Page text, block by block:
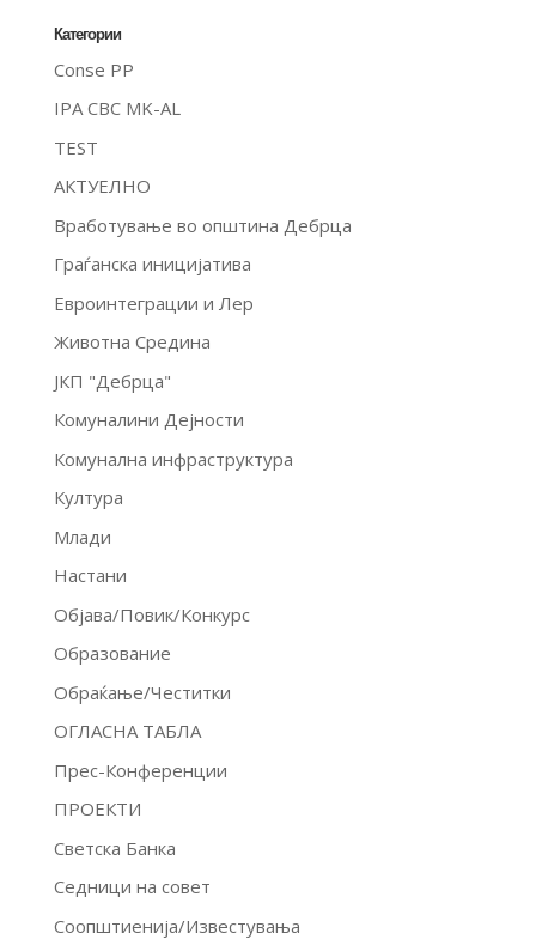
Категории
Conse PP
IPA CBC MK-AL
TEST
АКТУЕЛНО
Вработување во општина Дебрца
Граѓанска иницијатива
Евроинтеграции и Лер
Животна Средина
ЈКП "Дебрца"
Комуналини Дејности
Комунална инфраструктура
Култура
Млади
Настани
Објава/Повик/Конкурс
Образование
Обраќање/Честитки
ОГЛАСНА ТАБЛА
Прес-Конференции
ПРОЕКТИ
Светска Банка
Седници на совет
Соопштиенија/Известувања